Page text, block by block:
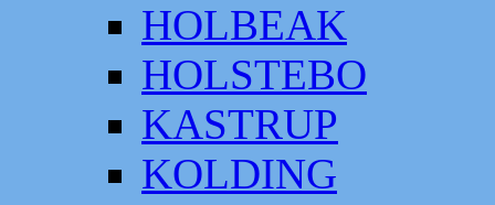
HOLBEAK
HOLSTEBO
KASTRUP
KOLDING